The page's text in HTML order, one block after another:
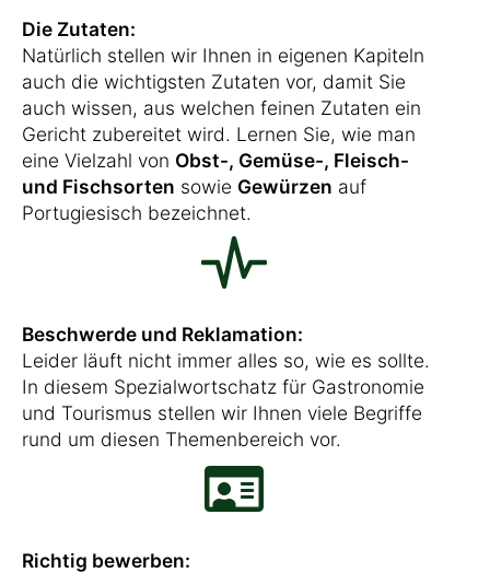
Die Zutaten:
Natürlich stellen wir Ihnen in eigenen Kapiteln
auch die wichtigsten Zutaten vor, damit Sie
auch wissen, aus welchen feinen Zutaten ein
Gericht zubereitet wird. Lernen Sie, wie man
eine Vielzahl von Obst-, Gemüse-, Fleisch-
und Fischsorten sowie Gewürzen auf
Portugiesisch bezeichnet.
Beschwerde und Reklamation:
Leider läuft nicht immer alles so, wie es sollte.
In diesem Spezialwortschatz für Gastronomie
und Tourismus stellen wir Ihnen viele Begriffe
rund um diesen Themenbereich vor.
Richtig bewerben: